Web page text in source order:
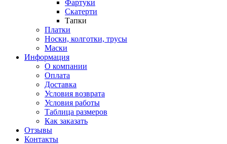
Фартуки
Скатерти
Тапки
Платки
Носки, колготки, трусы
Маски
Информация
О компании
Оплата
Доставка
Условия возврата
Условия работы
Таблица размеров
Как заказать
Отзывы
Контакты